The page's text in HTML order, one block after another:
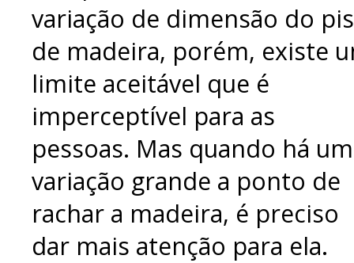
variação de dimensão do
de madeira, porém, existe
limite aceitável que é
imperceptível para as
pessoas. Mas quando há
variação grande a ponto de
rachar a madeira, é preciso
dar mais atenção para ela.